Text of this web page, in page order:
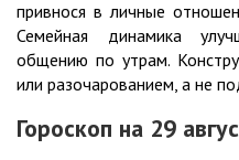
привнося в личные
Семейная динамика
общению по утрам.
или разочарованием, а не
Гороскоп на 29